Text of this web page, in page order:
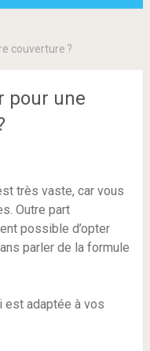
couverture ?
pour une
très vaste, car vous
Outre part
possible d’opter
parler de la formule
est adaptée à vos